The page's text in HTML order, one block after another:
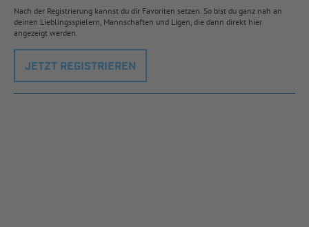
Nach der Registrierung kannst du dir Favoriten setzen. So bist du ganz nah an
deinen Lieblingsspielern, Mannschaften und Ligen, die dann direkt hier
angezeigt werden.
JETZT REGISTRIEREN